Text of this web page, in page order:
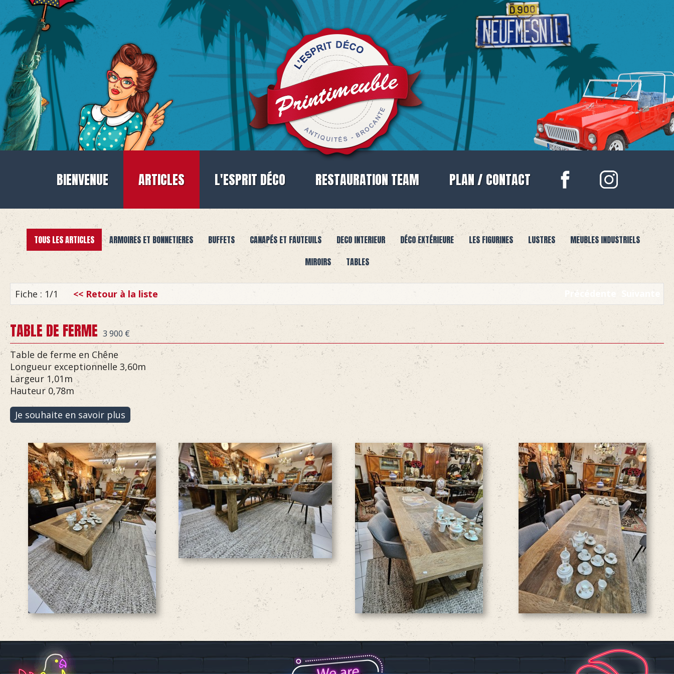
BIENVENUE ARTICLES L'ESPRIT DÉCO RESTAURATION TEAM PLAN / CONTACT
TOUS LES ARTICLES ARMOIRES ET BONNETIERES BUFFETS CANAPÉS ET FAUTEUILS DECO INTERIEUR DÉCO EXTÉRIEURE LES FIGURINES LUSTRES
MEUBLES INDUSTRIELS
MIROIRS
TABLES
Fiche : 1/1 << Retour à la liste Précédente Suivante
TABLE DE FERME 3 900 €
Table de ferme en Chêne
Longueur exceptionnelle 3,60m
Largeur 1,01m
Hauteur 0,78m
Je souhaite en savoir plus